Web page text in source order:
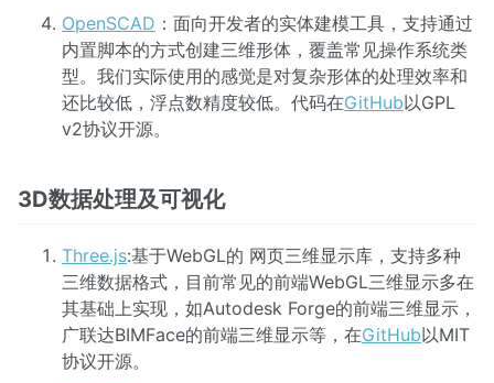
OpenSCAD ：面向开发者的实体建模工具，支持通过
内置脚本的方式创建三维形体，覆盖常见操作系统类
型。我们实际使用的感觉是对复杂形体的处理效率和
还比较低，浮点数精度较低。代码在GitHub以GPL
v2协议开源。
3D数据处理及可视化
Three.js:基于WebGL的 网页三维显示库，支持多种
三维数据格式，目前常见的前端WebGL三维显示多在
其基础上实现，如Autodesk Forge的前端三维显示，
广联达BIMFace的前端三维显示等，在GitHub以MIT
协议开源。